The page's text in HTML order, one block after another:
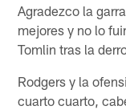
Agradezco la
mejores y no lo
Tomlin tras la
Rodgers y la
cuarto cuarto,